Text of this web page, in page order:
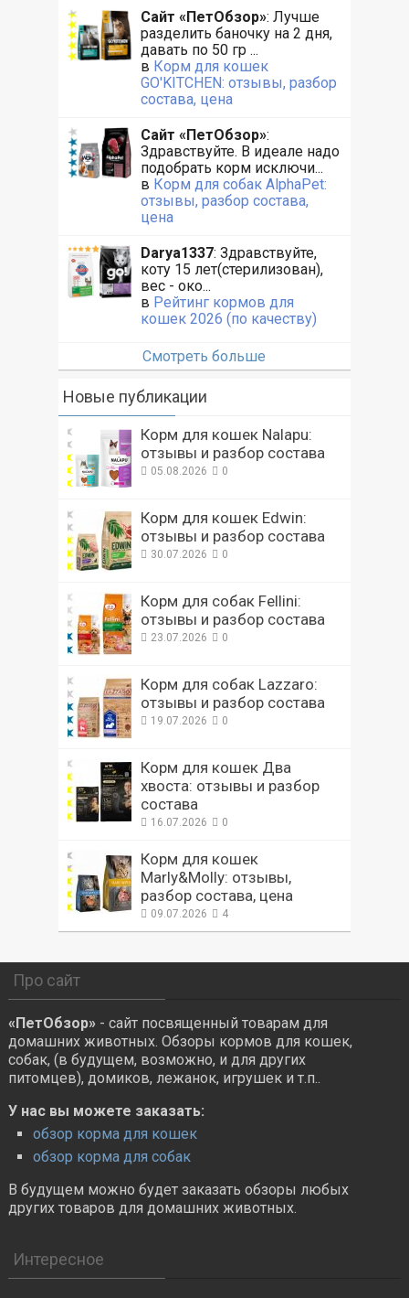
Сайт «ПетОбзор»: Лучше
разделить баночку на 2 дня,
давать по 50 гр ...
в Корм для кошек
GO'KITCHEN: отзывы, разбор
состава, цена
Сайт «ПетОбзор»:
Здравствуйте. В идеале надо
подобрать корм исключи...
в Корм для собак AlphaPet:
отзывы, разбор состава,
цена
Darya1337: Здравствуйте,
коту 15 лет(стерилизован),
вес - око...
в Рейтинг кормов для
кошек 2026 (по качеству)
Смотреть больше
Новые публикации
Корм для кошек Nalapu:
отзывы и разбор состава
05.08.2026 0
Корм для кошек Edwin:
отзывы и разбор состава
30.07.2026 0
Корм для собак Fellini:
отзывы и разбор состава
23.07.2026 0
Корм для собак Lazzaro:
отзывы и разбор состава
19.07.2026 0
Корм для кошек Два
хвоста: отзывы и разбор
состава
16.07.2026 0
Корм для кошек
Marly&Molly: отзывы,
разбор состава, цена
09.07.2026 4
Про сайт
«ПетОбзор»- сайт посвященный товарам для
домашних животных. Обзоры кормов для кошек,
собак, (в будущем, возможно, и для других
питомцев), домиков, лежанок, игрушек и т.п..
У нас вы можете заказать:
обзор корма для кошек
обзор корма для собак
В будущем можно будет заказать обзоры любых
других товаров для домашних животных.
Интересное